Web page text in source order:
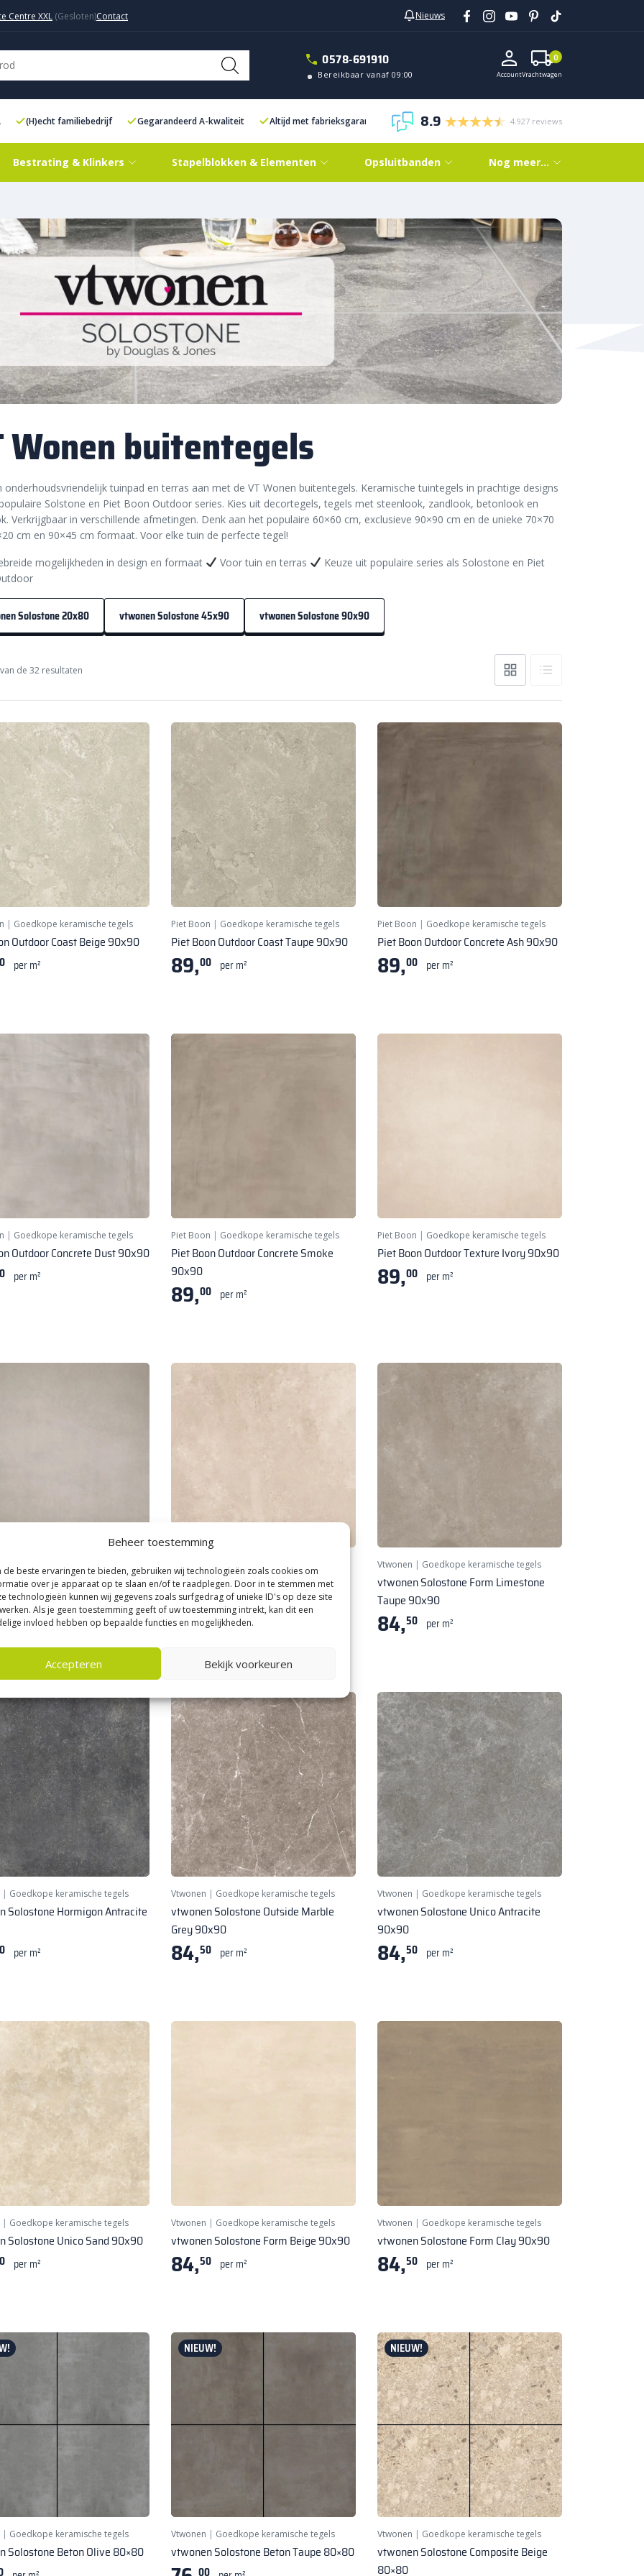
Beheer toestemming
de beste ervaringen te bieden, gebruiken wij technologieën zoals cookies om
over je apparaat op te slaan en/of te raadplegen. Door in te stemmen met
technologieën kunnen wij gegevens zoals surfgedrag of unieke ID's op deze site
Als je geen toestemming geeft of uw toestemming intrekt, kan dit een
invloed hebben op bepaalde functies en mogelijkheden.
Accepteren Bekijk voorkeuren
Centre XXL Contact Nieuws
0578-691910
Bereikbaar vanaf 09:00 AccountVrachtwagen
0
(H)echt familiebedrijf Gegarandeerd A-kwaliteit Altijd met fabrieksgarantie 8.9 4.927 reviews
Bestrating & Klinkers Stapelblokken & Elementen Opsluitbanden Nog meer…
Wonen buitentegels
onderhoudsvriendelijk tuinpad en terras aan met de VT Wonen buitentegels. Keramische tuintegels in prachtige designs
Solstone en Piet Boon Outdoor series. Kies uit decortegels, tegels met steenlook, zandlook, betonlook en
Verkrijgbaar in verschillende afmetingen. Denk aan het populaire 60×60 cm, exclusieve 90×90 cm en de unieke 70×70
cm en 90×45 cm formaat. Voor elke tuin de perfecte tegel!
mogelijkheden in design en formaat
Voor tuin en terras
Keuze uit populaire series als Solostone en Piet
Solostone 20x80 vtwonen Solostone 45x90 vtwonen Solostone 90x90
van de 32 resultaten
| Goedkope keramische tegels
Outdoor Coast Beige 90x90
per m²
Piet Boon | Goedkope keramische tegels
Piet Boon Outdoor Coast Taupe 90x90
89,00 per m²
Piet Boon | Goedkope keramische tegels
Piet Boon Outdoor Concrete Ash 90x90
89,00 per m²
| Goedkope keramische tegels
Outdoor Concrete Dust 90x90
per m²
Piet Boon | Goedkope keramische tegels
Piet Boon Outdoor Concrete Smoke
90x90
89,00 per m²
Piet Boon | Goedkope keramische tegels
Piet Boon Outdoor Texture Ivory 90x90
89,00 per m²
| Goedkope keramische tegels
Outdoor Texture Sage 90x90
per m²
Vtwonen Goedkope keramische tegels
vtwonen Solostone Form Limestone
Beige 90x90
84,50 per m²
Vtwonen | Goedkope keramische tegels
vtwonen Solostone Form Limestone
Taupe 90x90
84,50 per m²
| Goedkope keramische tegels
Solostone Hormigon Antracite
per m²
Vtwonen | Goedkope keramische tegels
vtwonen Solostone Outside Marble
Grey 90x90
84,50 per m²
Vtwonen | Goedkope keramische tegels
vtwonen Solostone Unico Antracite
90x90
84,50 per m²
| Goedkope keramische tegels
Solostone Unico Sand 90x90
per m²
Vtwonen | Goedkope keramische tegels
vtwonen Solostone Form Beige 90x90
84,50 per m²
Vtwonen | Goedkope keramische tegels
vtwonen Solostone Form Clay 90x90
84,50 per m²
| Goedkope keramische tegels
Solostone Beton Olive 80×80
NIEUW!
Vtwonen | Goedkope keramische tegels
vtwonen Solostone Beton Taupe 80×80
00
NIEUW!
Vtwonen | Goedkope keramische tegels
vtwonen Solostone Composite Beige
80×80